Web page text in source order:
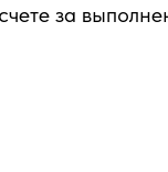
за